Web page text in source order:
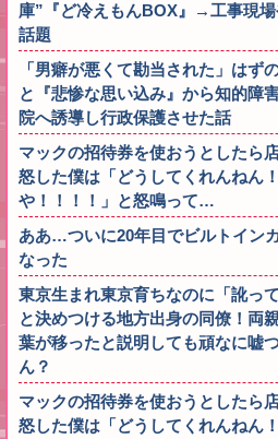
庫”『ど冷えもんBOX』→工事現
話題
「男癖が悪くて勘当された」は
と『悲惨な思い込み』から知的障
院へ誘導し行政保護させた話
マックの招待券を使おうとしたら
怒した僕は「どうしてくれんねん
や！！！！」と怒鳴って…
ああ…ついに20年目でビルトイン
なった
東京生まれ東京育ちなのに「訛っ
と決めつける地方出身の同僚！両
葉が移ったと説明しても頑なに嘘
ん？
マックの招待券を使おうとしたら
怒した僕は「どうしてくれんねん